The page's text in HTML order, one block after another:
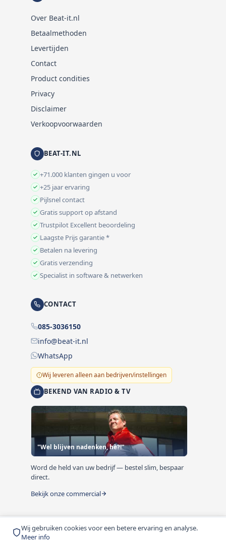
Wij gebruiken cookies voor een betere ervaring en analyse.
Meer info
Over Beat-it.nl
Betaalmethoden
Levertijden
Contact
Product condities
Privacy
Disclaimer
Verkoopvoorwaarden
BEAT-IT.NL
+71.000 klanten gingen u voor
+25 jaar ervaring
Pijlsnel contact
Gratis support op afstand
Trustpilot Excellent beoordeling
Laagste Prijs garantie *
Betalen na levering
Gratis verzending
Specialist in software & netwerken
CONTACT
085-3036150
info@beat-it.nl
WhatsApp
Wij leveren alleen aan bedrijven/instellingen
BEKEND VAN RADIO & TV
"Wel blijven nadenken, hè?!"
Word de held van uw bedrijf — bestel slim, bespaar
direct.
Bekijk onze commercial
© 1999-2026 Beat-it.nl. Vermelde prijzen zijn excl. BTW